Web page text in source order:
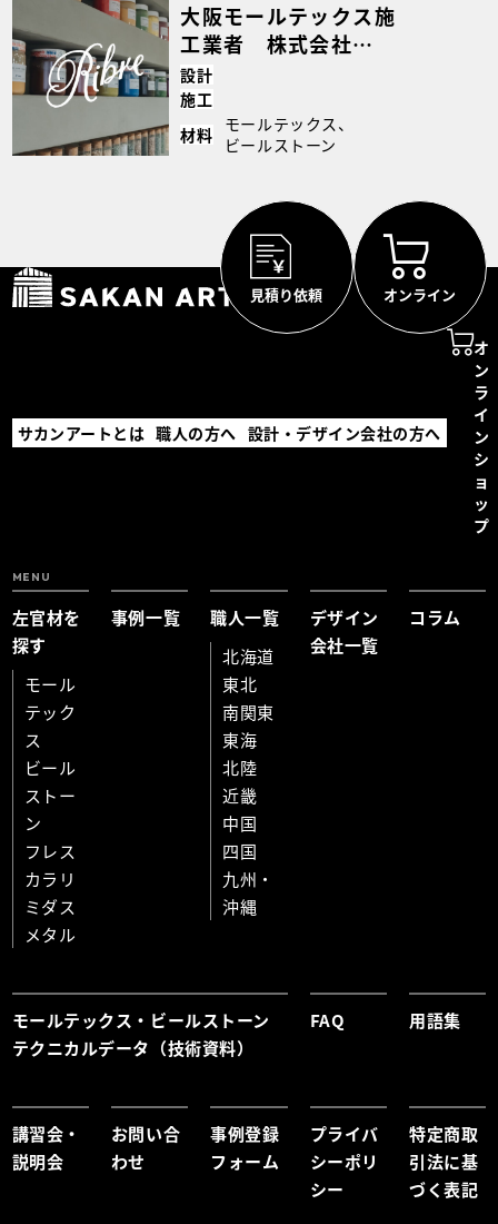
大阪モールテックス施
工業者 株式会社
Ribre様【ピックアッ
プ施工店】｜case143
設計
施工
材料 モールテックス、
ビールストーン
サカンアートとは 職人の方へ 設計・デザイン会社の方へ
オ
ン
ラ
イ
ン
シ
ョ
ッ
プ
MENU
左官材を
探す
モール
テック
ス
ビール
ストー
ン
フレス
カラリ
ミダス
メタル
事例一覧
職人一覧
北海道
東北
南関東
東海
北陸
近畿
中国
四国
九州・
沖縄
デザイン
会社一覧
コラム
モールテックス・ビールストーン
テクニカルデータ（技術資料）
FAQ 用語集
講習会・
説明会
お問い合
わせ
事例登録
フォーム
プライバ
シーポリ
シー
特定商取
引法に基
づく表記
見積り依頼 オンライン